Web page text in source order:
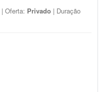
| Oferta: Privado | Duração